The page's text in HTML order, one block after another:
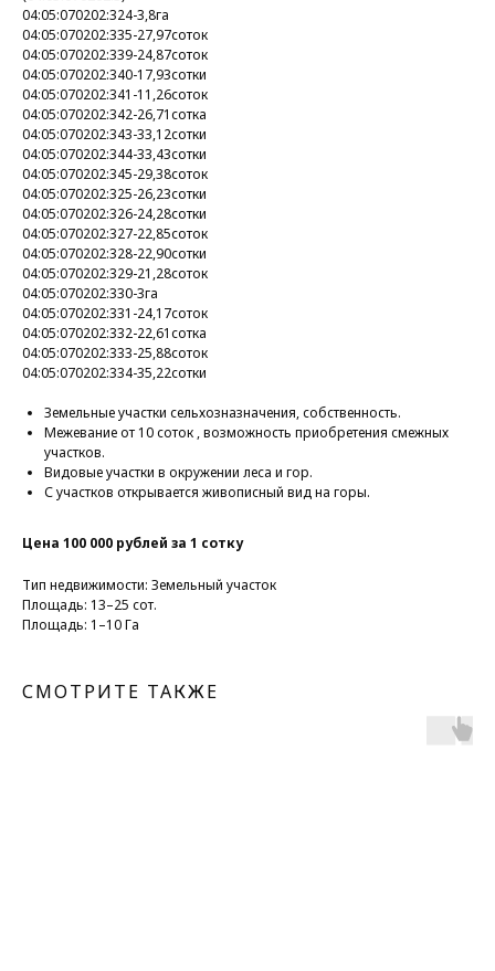
04:05:070202:324-3,8га
04:05:070202:335-27,97соток
04:05:070202:339-24,87соток
04:05:070202:340-17,93сотки
04:05:070202:341-11,26соток
04:05:070202:342-26,71сотка
04:05:070202:343-33,12сотки
04:05:070202:344-33,43сотки
04:05:070202:345-29,38соток
04:05:070202:325-26,23сотки
04:05:070202:326-24,28сотки
04:05:070202:327-22,85соток
04:05:070202:328-22,90сотки
04:05:070202:329-21,28соток
04:05:070202:330-3га
04:05:070202:331-24,17соток
04:05:070202:332-22,61сотка
04:05:070202:333-25,88соток
04:05:070202:334-35,22сотки
Земельные участки сельхозназначения, собственность.
Межевание от 10 соток , возможность приобретения смежных
участков.
Видовые участки в окружении леса и гор.
С участков открывается живописный вид на горы.
Цена 100 000 рублей за 1 сотку
Тип недвижимости: Земельный участок
Площадь: 13–25 сот.
Площадь: 1–10 Га
СМОТРИТЕ ТАКЖЕ